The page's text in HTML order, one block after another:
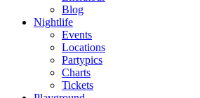
Blog
Nightlife
Events
Locations
Partypics
Charts
Tickets